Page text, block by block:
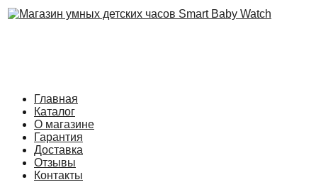
Главная
Каталог
О магазине
Гарантия
Доставка
Отзывы
Контакты